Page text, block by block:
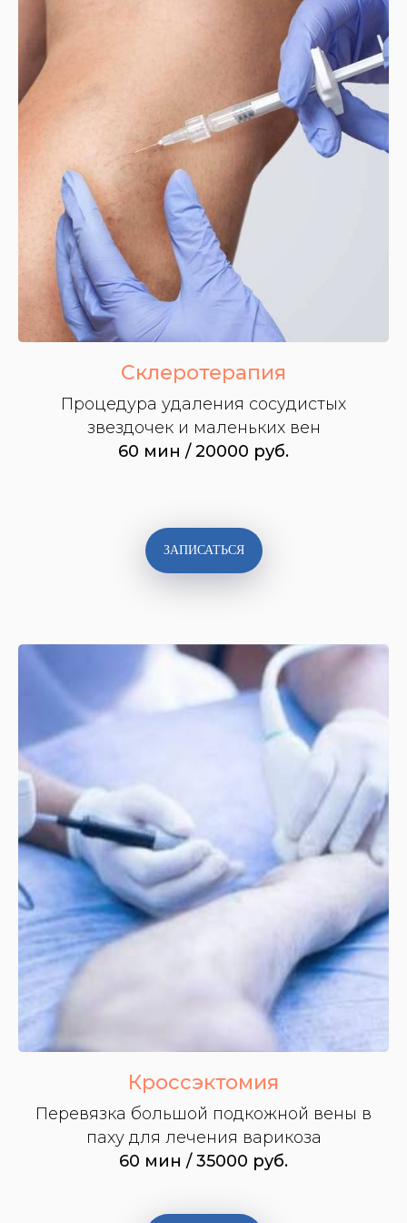
Склеротерапия
Процедура удаления сосудистых
звездочек и маленьких вен
60 мин / 20000 руб.
ЗАПИСАТЬСЯ
Кроссэктомия
Перевязка большой подкожной вены в
паху для лечения варикоза
60 мин / 35000 руб.
ОСНОВНЫЕ
НАПРАВЛЕНИЯ
МОЕЙ
ДЕЯТЕЛЬНОСТИ
Лазерное лечение
варикоза любой
сложности
Лечение
трофических язв
Ультразвуковая